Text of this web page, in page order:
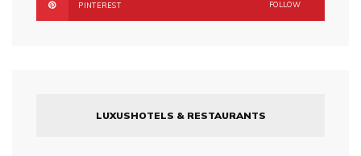
PINTEREST FOLLOW
LUXUSHOTELS & RESTAURANTS